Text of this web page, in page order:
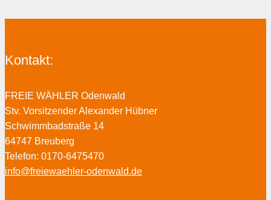
Kontakt:
FREIE WÄHLER Odenwald
Stv. Vorsitzender Alexander Hübner
Schwimmbadstraße 14
64747 Breuberg
Telefon: 0170-6475470
info@freiewaehler-odenwald.de